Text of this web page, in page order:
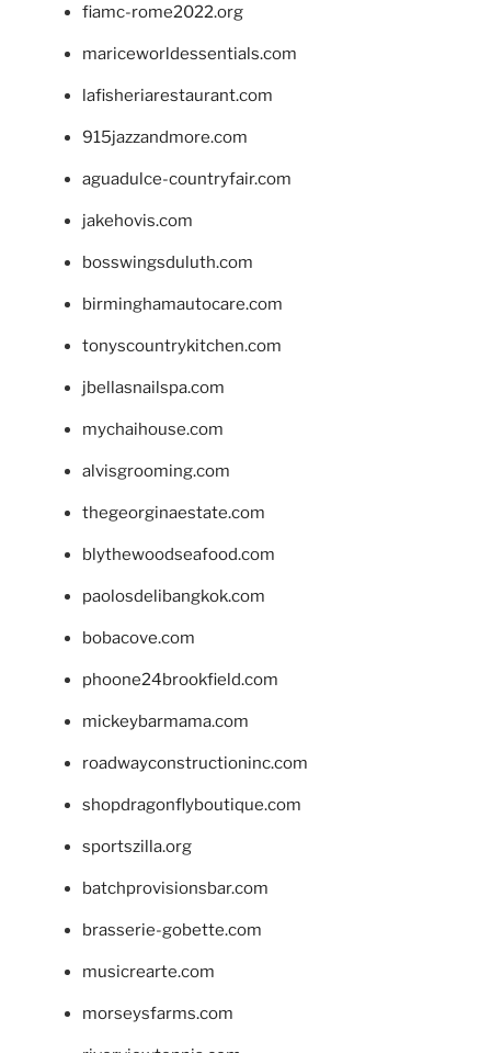
fiamc-rome2022.org
mariceworldessentials.com
lafisheriarestaurant.com
915jazzandmore.com
aguadulce-countryfair.com
jakehovis.com
bosswingsduluth.com
birminghamautocare.com
tonyscountrykitchen.com
jbellasnailspa.com
mychaihouse.com
alvisgrooming.com
thegeorginaestate.com
blythewoodseafood.com
paolosdelibangkok.com
bobacove.com
phoone24brookfield.com
mickeybarmama.com
roadwayconstructioninc.com
shopdragonflyboutique.com
sportszilla.org
batchprovisionsbar.com
brasserie-gobette.com
musicrearte.com
morseysfarms.com